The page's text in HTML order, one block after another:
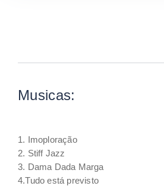
Musicas:
1. Imoploração
2. Stiff Jazz
3. Dama Dada Marga
4.Tudo está previsto